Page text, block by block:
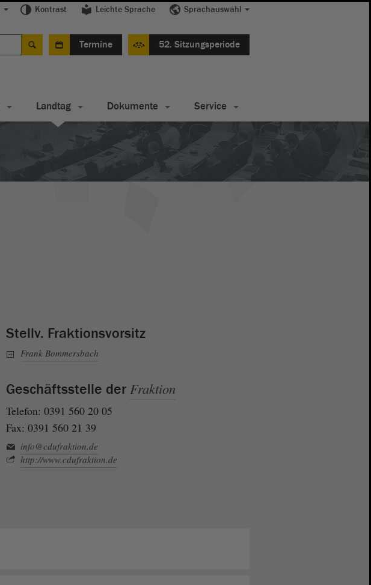
Kontrast Leichte Sprache Sprachauswahl
Termine 52. Sitzungsperiode
Landtag Dokumente Service
Stellv. Fraktionsvorsitz
Frank Bommersbach
Geschäftsstelle derFraktion
Telefon: 0391 560 20 05
Fax: 0391 560 21 39
info@cdufraktion.de
http://www.cdufraktion.de